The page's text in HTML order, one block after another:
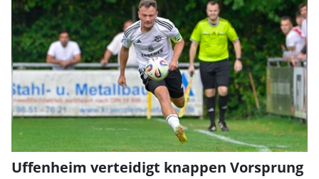
Uffenheim verteidigt knappen Vorsprung